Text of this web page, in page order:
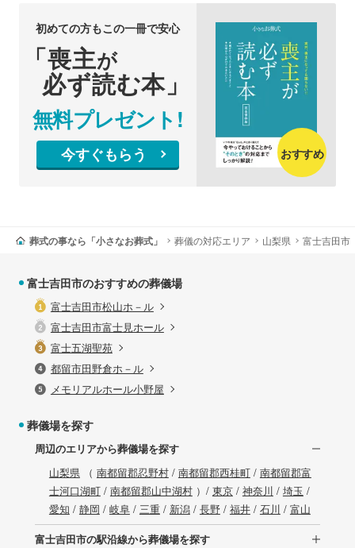
初めての方もこの一冊で安心
「喪主が
必ず読む本」
無料プレゼント!
今すぐもらう おすすめ
葬式の事なら「小さなお葬式」 葬儀の対応エリア 山梨県 富士吉田市
富士吉田市のおすすめの葬儀場
富士吉田市松山ホ－ル
富士吉田市富士見ホール
富士五湖聖苑
都留市田野倉ホ－ル
メモリアルホール小野屋
葬儀場を探す
周辺のエリアから葬儀場を探す
山梨県（ 南都留郡忍野村/ 南都留郡西桂町/ 南都留郡富
士河口湖町/ 南都留郡山中湖村）/ 東京/ 神奈川 / 埼玉 /
愛知 / 静岡 / 岐阜/ 三重/ 新潟/ 長野/ 福井/ 石川 / 富山
富士吉田市の駅沿線から葬儀場を探す